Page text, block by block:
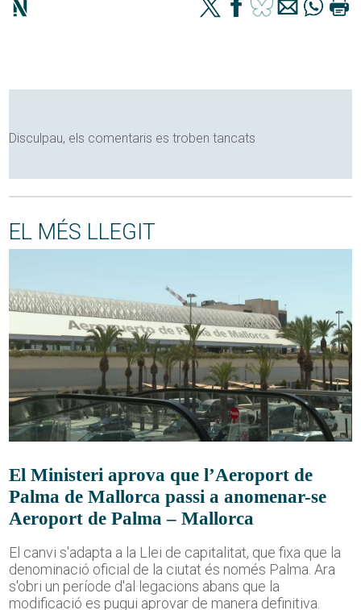
Disculpau, els comentaris es troben tancats
EL MÉS LLEGIT
El Ministeri aprova que l’Aeroport de
Palma de Mallorca passi a anomenar-se
Aeroport de Palma – Mallorca
El canvi s'adapta a la Llei de capitalitat, que fixa que la
denominació oficial de la ciutat és només Palma. Ara
s'obri un període d'al·legacions abans que la
modificació es pugui aprovar de manera definitiva.